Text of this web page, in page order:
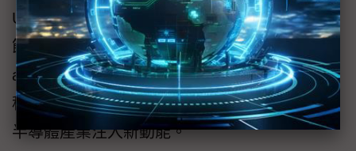
Ultra 推論卡作為硬體平台，兼具高效能運算與
節能特性，符合永續經營理念。長期而言，
aGOW 技術平台可望延伸應用至測更多關鍵製
程，成為智慧製造生態系統的一分子，為台灣
半導體產業注入新動能。